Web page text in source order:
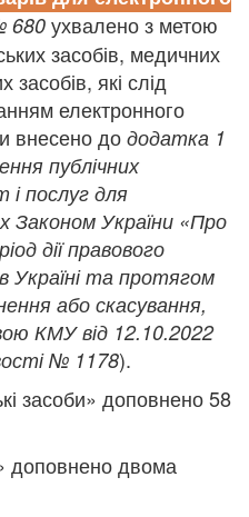
680 ухвалено з метою
засобів, медичних
засобів, які слід
електронного
внесено до додатка 1
публічних
і послуг для
Законом України «Про
дії правового
Україні та протягом
або скасування,
КМУ від 12.10.2022
№ 1178).
засоби» доповнено 58
доповнено двома